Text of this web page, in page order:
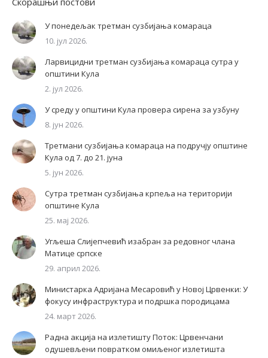
У понедељак третман сузбијања комараца
10. јул 2026.
Ларвицидни третман сузбијања комараца сутра у
општини Кула
2. јул 2026.
У среду у општини Кула провера сирена за узбуну
8. јун 2026.
Третмани сузбијања комараца на подручју општине
Кула од 7. до 21. јуна
5. јун 2026.
Сутра третман сузбијања крпеља на територији
општине Кула
25. мај 2026.
Угљеша Слијепчевић изабран за редовног члана
Матице српске
29. април 2026.
Министарка Адријана Месаровић у Новој Црвенки: У
фокусу инфраструктура и подршка породицама
24. март 2026.
Радна акција на излетишту Поток: Црвенчани
одушевљени повратком омиљеног излетишта